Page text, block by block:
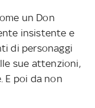
un Don
insistente e
di personaggi
sue attenzioni,
E poi da non